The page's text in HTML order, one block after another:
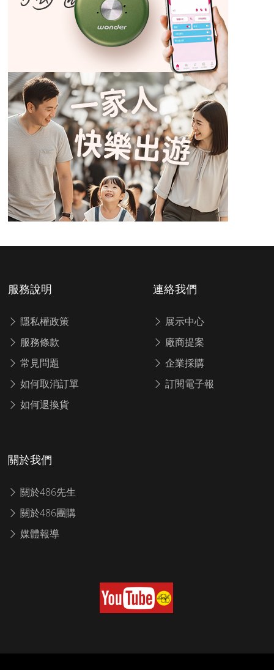
服務說明
隱私權政策
服務條款
常見問題
如何取消訂單
如何退換貨
連絡我們
展示中心
廠商提案
企業採購
訂閱電子報
關於我們
關於486先生
關於486團購
媒體報導